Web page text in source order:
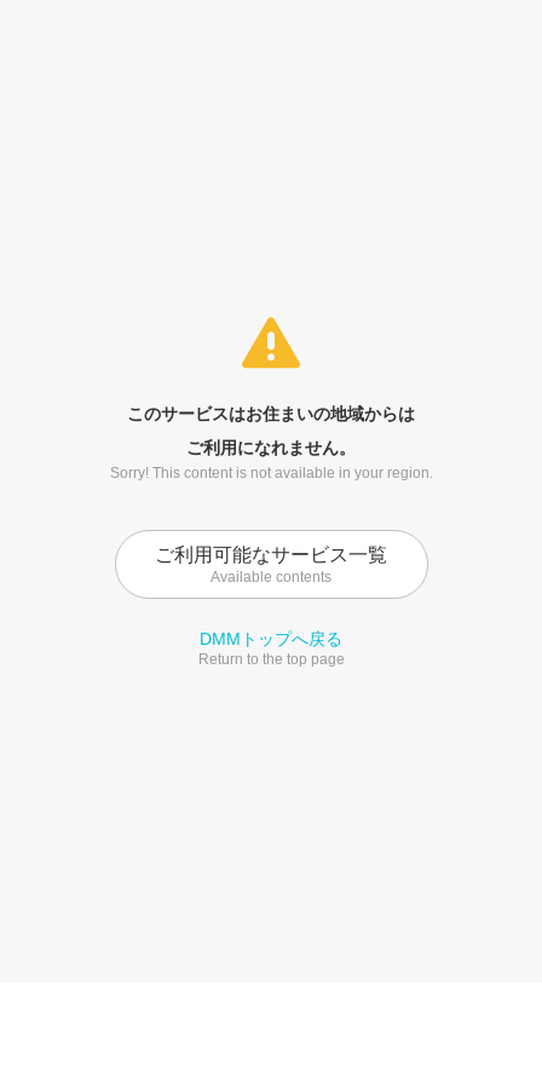
このサービスはお住まいの地域からは
ご利用になれません。
Sorry! This content is not available in your region.
ご利用可能なサービス一覧
Available contents
DMMトップへ戻る
Return to the top page